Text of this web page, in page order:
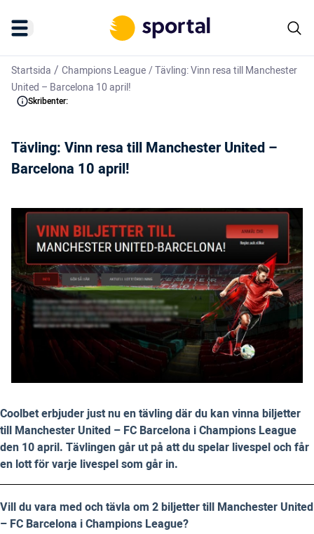
Startsida / Champions League/Tävling: Vinn resa till Manchester
United – Barcelona 10 april!
Skribenter:
Tävling: Vinn resa till Manchester United –
Barcelona 10 april!
Coolbet erbjuder just nu en tävling där du kan vinna biljetter
till Manchester United – FC Barcelona i Champions League
den 10 april. Tävlingen går ut på att du spelar livespel och får
en lott för varje livespel som går in.
Vill du vara med och tävla om 2 biljetter till Manchester United
– FC Barcelona i Champions League?